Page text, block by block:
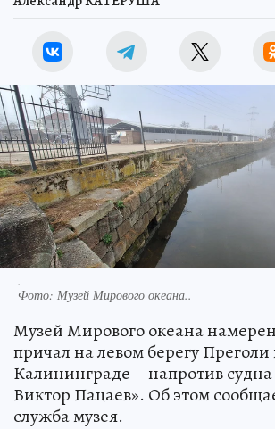
.
Фото: Музей Мирового океана..
Музей Мирового океана
причал на левом берегу Преголи
Калининграде – напротив
Виктор Пацаев». Об этом
служба музея.